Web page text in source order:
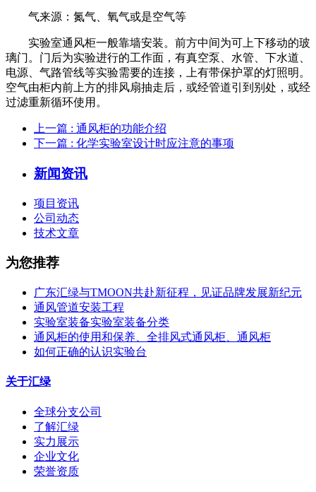
气来源：氮气、氧气或是空气等
实验室通风柜一般靠墙安装。前方中间为可上下移动的玻
璃门。门后为实验进行的工作面，有真空泵、水管、下水道、
电源、气路管线等实验需要的连接，上有带保护罩的灯照明。
空气由柜内前上方的排风扇抽走后，或经管道引到别处，或经
过滤重新循环使用。
上一篇 : 通风柜的功能介绍
下一篇 : 化学实验室设计时应注意的事项
新闻资讯
项目资讯
公司动态
技术文章
为您推荐
广东汇绿与TMOON共赴新征程，见证品牌发展新纪元
通风管道安装工程
实验室装备实验室装备分类
通风柜的使用和保养、全排风式通风柜、通风柜
如何正确的认识实验台
关于汇绿
全球分支公司
了解汇绿
实力展示
企业文化
荣誉资质